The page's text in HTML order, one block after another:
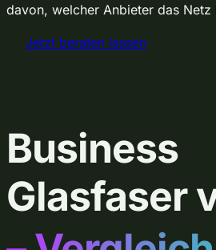
davon, welcher Anbieter das Netz
Jetzt beraten lassen
Business
Glasfaser